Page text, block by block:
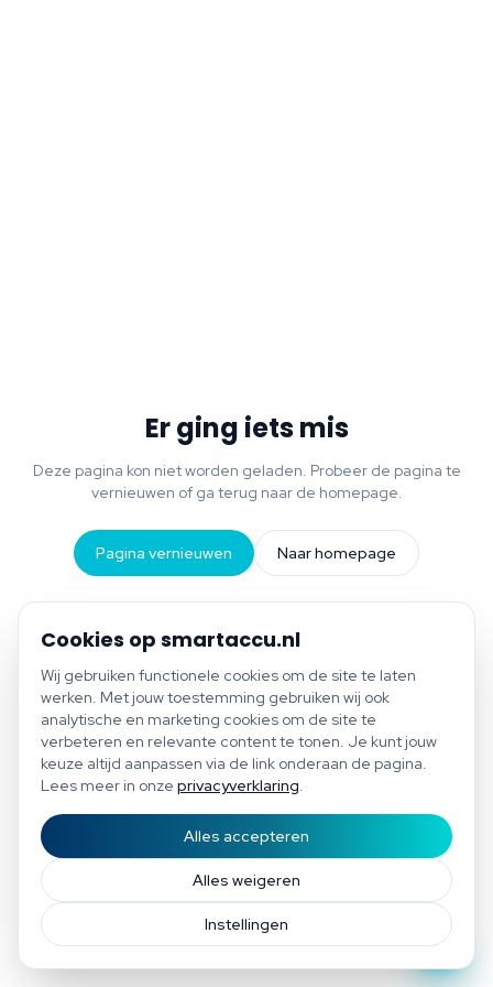
Bespaar tot €1.200 per jaar
Gratis scan of plan direct een afspraak
Cookies op smartaccu.nl
Wij gebruiken functionele cookies om de site te laten
werken. Met jouw toestemming gebruiken wij ook
analytische en marketing cookies om de site te
verbeteren en relevante content te tonen. Je kunt jouw
keuze altijd aanpassen via de link onderaan de pagina.
Lees meer in onze privacyverklaring.
Instellingen
Alles weigeren
Alles accepteren
Er ging iets mis
Deze pagina kon niet worden geladen. Probeer de pagina te
vernieuwen of ga terug naar de homepage.
Pagina vernieuwen Naar homepage